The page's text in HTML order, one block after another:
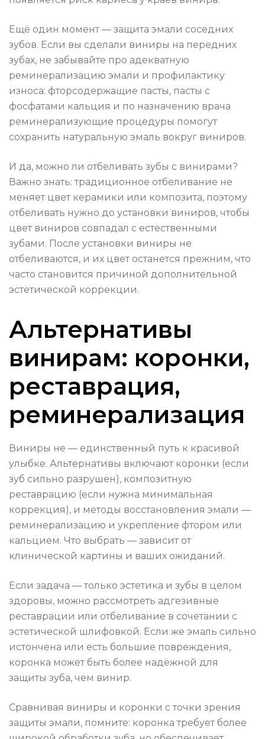
Ещё один момент — защита эмали соседних
зубов. Если вы сделали виниры на передних
зубах, не забывайте про адекватную
реминерализацию эмали и профилактику
износа: фторсодержащие пасты, пасты с
фосфатами кальция и по назначению врача
реминерализующие процедуры помогут
сохранить натуральную эмаль вокруг виниров.
И да, можно ли отбеливать зубы с винирами?
Важно знать: традиционное отбеливание не
меняет цвет керамики или композита, поэтому
отбеливать нужно до установки виниров, чтобы
цвет виниров совпадал с естественными
зубами. После установки виниры не
отбеливаются, и их цвет останется прежним, что
часто становится причиной дополнительной
эстетической коррекции.
Альтернативы
винирам: коронки,
реставрация,
реминерализация
Виниры не — единственный путь к красивой
улыбке. Альтернативы включают коронки (если
зуб сильно разрушен), композитную
реставрацию (если нужна минимальная
коррекция), и методы восстановления эмали —
реминерализацию и укрепление фтором или
кальцием. Что выбрать — зависит от
клинической картины и ваших ожиданий.
Если задача — только эстетика и зубы в целом
здоровы, можно рассмотреть адгезивные
реставрации или отбеливание в сочетании с
эстетической шлифовкой. Если же эмаль сильно
истончена или есть большие повреждения,
коронка может быть более надёжной для
защиты зуба, чем винир.
Сравнивая виниры и коронки с точки зрения
защиты эмали, помните: коронка требует более